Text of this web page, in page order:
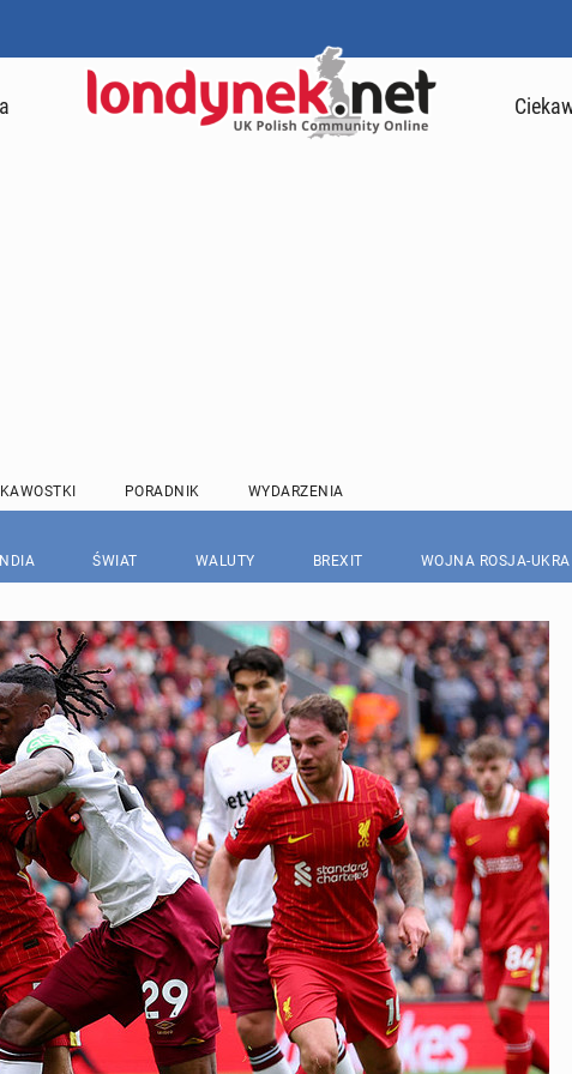
PORADNIK WYDARZENIA
ŚWIAT WALUTY BREXIT WOJNA ROSJA-